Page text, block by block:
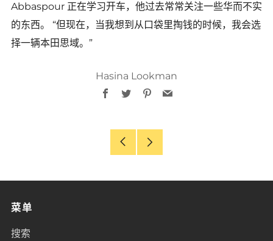
Abbaspour 正在学习开车，他过去常常关注一些华而不实
的东西。 “但现在，当我想到从口袋里掏钱的时候，我会选
择一辆本田思域。”
Hasina Lookman
Facebook
TwitterPinterest
Email
Older
菜单
搜索